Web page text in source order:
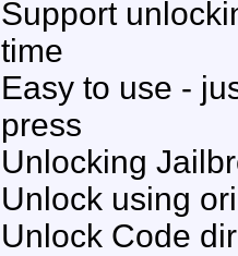
Support
time
Easy to use -
press
Unlocking
Unlock using
Unlock Code